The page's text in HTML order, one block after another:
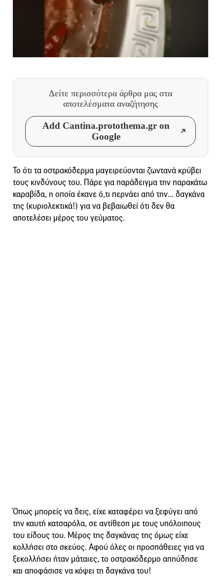
Δείτε περισσότερα άρθρα μας στα
αποτελέσματα αναζήτησης
Add Cantina.protothema.gr on
Google
To ότι τα οστρακόδερμα μαγειρεύονται ζωντανά κρύβει
τους κινδύνους του. Πάρε για παράδειγμα την παρακάτω
καραβίδα, η οποία έκανε ό,τι περνάει από την… δαγκάνα
της (κυριολεκτικά!) για να βεβαιωθεί ότι δεν θα
αποτελέσει μέρος του γεύματος.
Όπως μπορείς να δεις, είχε καταφέρει να ξεφύγει από
την καυτή κατσαρόλα, σε αντίθεση με τους υπόλοιπους
του είδους του. Μέρος της δαγκάνας της όμως είχε
κολλήσει στο σκεύος. Αφού όλες οι προσπάθειες για να
ξεκολλήσει ήταν μάταιες, το οστρακόδερμο απηύδησε
και αποφάσισε να κόψει τη δαγκάνα του!